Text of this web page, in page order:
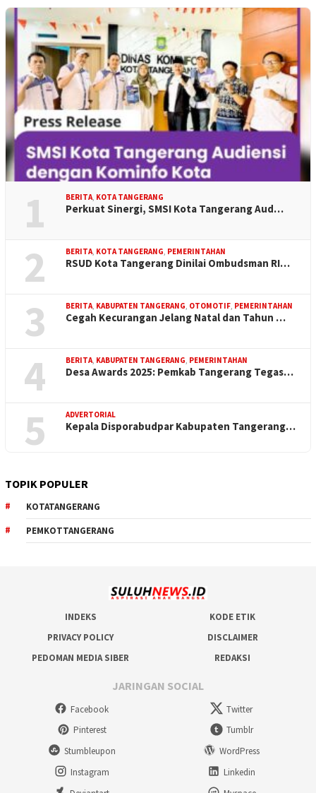
1 BERITA KOTA TANGERANG
Perkuat Sinergi, SMSI Kota Tangerang Aud…
2 BERITA KOTA TANGERANG PEMERINTAHAN
RSUD Kota Tangerang Dinilai Ombudsman RI…
3 BERITA KABUPATEN TANGERANG OTOMOTIF PEMERINTAHAN
Cegah Kecurangan Jelang Natal dan Tahun …
4 BERITA KABUPATEN TANGERANG PEMERINTAHAN
Desa Awards 2025: Pemkab Tangerang Tegas…
5 ADVERTORIAL
Kepala Disporabudpar Kabupaten Tangerang…
TOPIK POPULER
KOTATANGERANG
PEMKOTTANGERANG
INDEKS
KODE ETIK
PRIVACY POLICY
DISCLAIMER
PEDOMAN MEDIA SIBER
REDAKSI
JARINGAN SOCIAL
Facebook
Twitter
Pinterest
Tumblr
Stumbleupon
WordPress
Instagram
Linkedin